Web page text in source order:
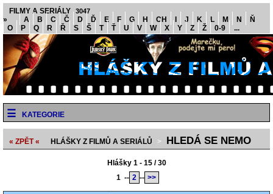
FILMY A SERIÁLY 3047
» A B C Č D Ď E F G H CH J K L M N
Ň
O
P Q R Ř S Š T Ť U V W X Y Z Ž 0-9 ...
KATEGORIE
« ZPĚT « HLÁŠKY Z FILMŮ A SERIÁLŮ > HLEDÁ SE NEMO
Hlášky 1 - 15 / 30
1 -- 2 -- >>